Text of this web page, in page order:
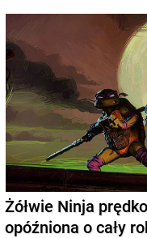
Żółwie Ninja
opóźniona o cały